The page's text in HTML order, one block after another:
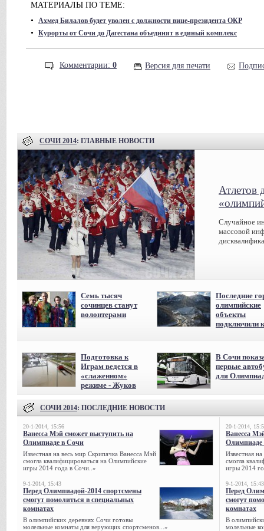
МАТЕРИАЛЫ ПО ТЕМЕ:
• Ахмед Билалов будет уволен с должности вице-президента ОКР
• Курорты от Сочи до Дагестана объединят в единый комплекс
Комментарии: 0 Версия для печати
СОЧИ 2014: ГЛАВНЫЕ НОВОСТИ
Атлетов
Случайное
массовой
Семь тысяч
сочинцев станут
волонтерами
Последние
олимпийские
объекты
подключили
Подготовка к
Играм ведется в
«слаженном»
режиме - Жуков
В Сочи
первые
для
СОЧИ 2014: ПОСЛЕДНИЕ НОВОСТИ
20-1-2014, 15:56
Ванесса Мэй сможет выступить на
Олимпиаде в Сочи
Известная на весь мир Скрипачка Ванесса Мэй
смогла квалифицироваться на Олимпийские
игры 2014 года в Сочи..»
9-1-2014, 15:43
Перед Олимпиадой-2014 спортсмены
смогут помолиться в специальных
комнатах
В олимпийских деревнях Сочи готовы
молельные комнаты для верующих спортсменов...»
20-1-2014,
Ванесса
Олимпиаде
Известная
смогла
игры 2014
9-1-2014, 15:43
Перед
смогут
комнатах
В
молельные